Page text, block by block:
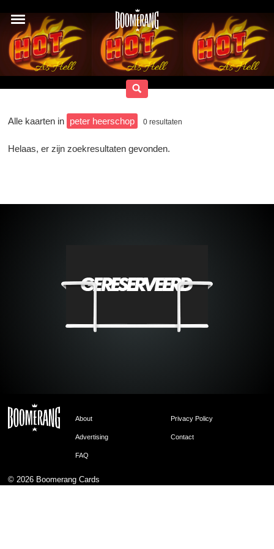
Alle kaarten in peter heerschop 0 resultaten
Helaas, er zijn zoekresultaten gevonden.
About Privacy Policy
Advertising Contact
FAQ
© 2026 Boomerang Cards